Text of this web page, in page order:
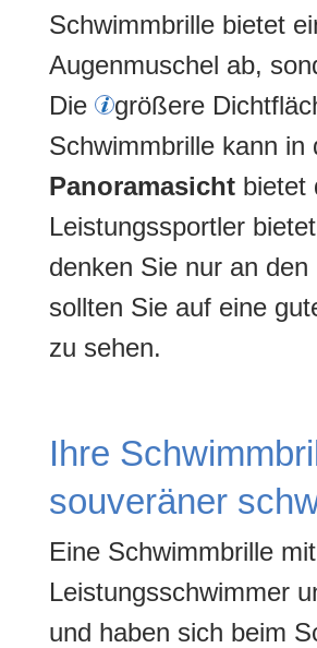
Schwimmbrille bietet
Augenmuschel ab,
Die
größere
Schwimmbrille kann in
Panoramasicht bietet
Leistungssportler
denken Sie nur an
sollten Sie auf eine
zu sehen.
Ihre
souveräner
Eine Schwimmbrille
Leistungsschwimmer
und haben sich beim